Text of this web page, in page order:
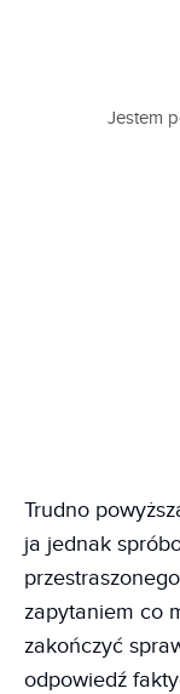
Jestem
Trudno
ja jednak
zapytaniem co
zakończyć
odpowiedź